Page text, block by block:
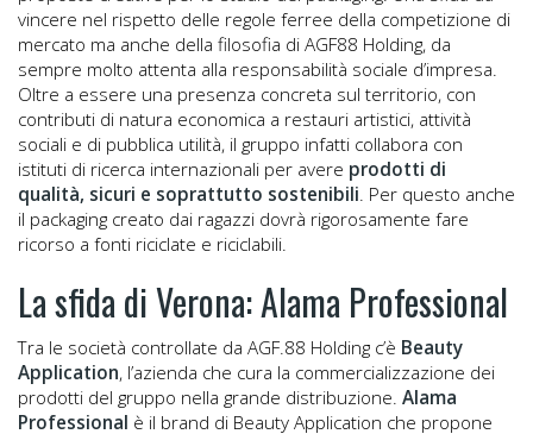
vincere nel rispetto delle regole ferree della competizione di
mercato ma anche della filosofia di AGF88 Holding, da
sempre molto attenta alla responsabilità sociale d’impresa.
Oltre a essere una presenza concreta sul territorio, con
contributi di natura economica a restauri artistici, attività
sociali e di pubblica utilità, il gruppo infatti collabora con
istituti di ricerca internazionali per avere prodotti di
qualità, sicuri e soprattutto sostenibili . Per questo anche
il packaging creato dai ragazzi dovrà rigorosamente fare
ricorso a fonti riciclate e riciclabili.
La sfida di Verona: Alama Professional
Tra le società controllate da AGF.88 Holding c’è Beauty
Application, l’azienda che cura la commercializzazione dei
prodotti del gruppo nella grande distribuzione. Alama
Professional è il brand di Beauty Application che propone